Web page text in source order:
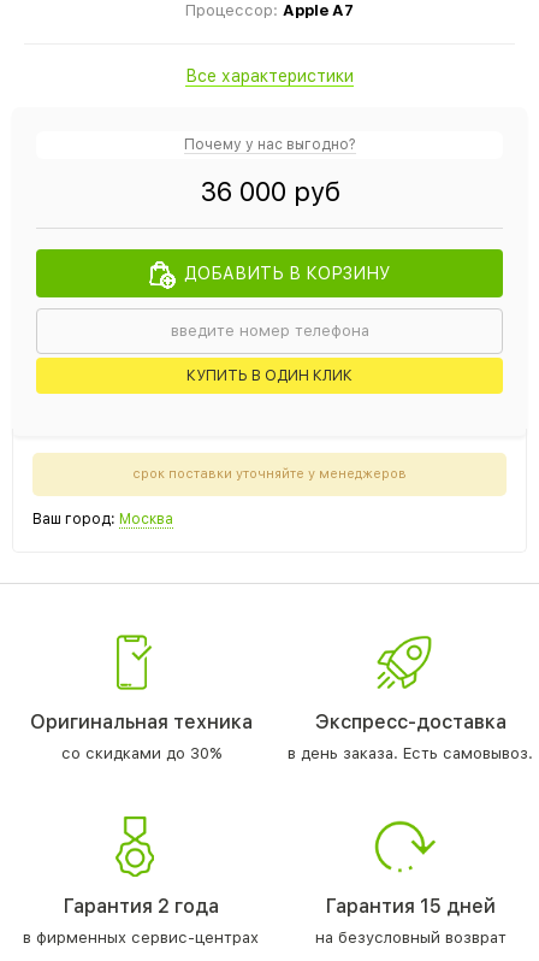
Процессор: Apple A7
Все характеристики
Почему у нас выгодно?
36 000 руб
ДОБАВИТЬ В КОРЗИНУ
КУПИТЬ В ОДИН КЛИК
срок поставки уточняйте у менеджеров
Ваш город: Москва
Оригинальная техника
со скидками до 30%
Экспресс-доставка
в день заказа. Есть самовывоз.
Гарантия 2 года
в фирменных сервис-центрах
Гарантия 15 дней
на безусловный возврат